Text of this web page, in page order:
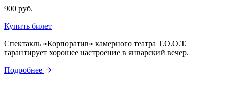
900 руб.
Купить билет
Спектакль «Корпоратив» камерного театра Т.О.О.Т.
гарантирует хорошее настроение в январский вечер.
Подробнее